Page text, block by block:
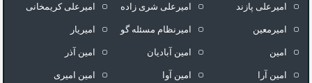
امیرعلی پازند امیرعلی شری زاده امیرعلی کریمخانی
امیرمعین امیرنظام مسئله گو امیریار
امین امین آبادیان امین آذر
امین آرا امین آوا امین امیری